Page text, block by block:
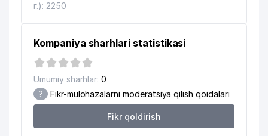
г.): 2250
Kompaniya sharhlari statistikasi
Umumiy sharhlar: 0
? Fikr-mulohazalarni moderatsiya qilish qoidalari
Fikr qoldirish